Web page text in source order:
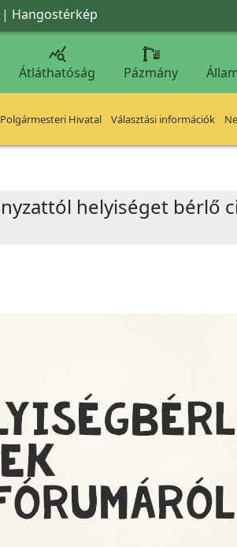
| Hangostérkép

Átláthatóság Pázmány
Polgármesteri Hivatal Választási információk
helyiséget bérlő